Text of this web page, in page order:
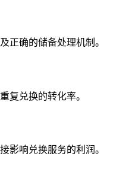
正确的储备处理机制。
复兑换的转化率。
影响兑换服务的利润。